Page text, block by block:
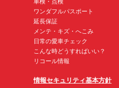
車検・点検
ワンダフルパスポート
延長保証
メンテ・キズ・へこみ
日常の愛車チェック
こんな時どうすればいい？
リコール情報
情報セキュリティ基本方針